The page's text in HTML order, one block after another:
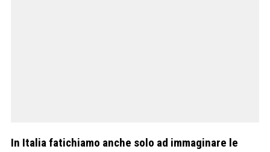
In Italia fatichiamo anche solo ad immaginare le